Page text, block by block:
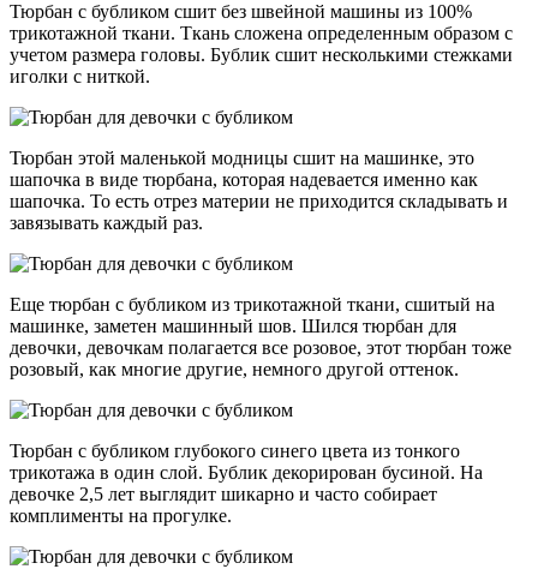
Тюрбан с бубликом сшит без швейной машины из 100%
трикотажной ткани. Ткань сложена определенным образом с
учетом размера головы. Бублик сшит несколькими стежками
иголки с ниткой.
Тюрбан этой маленькой модницы сшит на машинке, это
шапочка в виде тюрбана, которая надевается именно как
шапочка. То есть отрез материи не приходится складывать и
завязывать каждый раз.
Еще тюрбан с бубликом из трикотажной ткани, сшитый на
машинке, заметен машинный шов. Шился тюрбан для
девочки, девочкам полагается все розовое, этот тюрбан тоже
розовый, как многие другие, немного другой оттенок.
Тюрбан с бубликом глубокого синего цвета из тонкого
трикотажа в один слой. Бублик декорирован бусиной. На
девочке 2,5 лет выглядит шикарно и часто собирает
комплименты на прогулке.